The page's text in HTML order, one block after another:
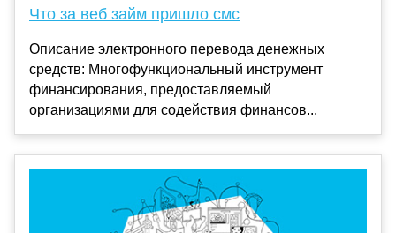
Что за веб займ пришло смс
Описание электронного перевода денежных
средств: Многофункциональный инструмент
финансирования, предоставляемый
организациями для содействия финансов...